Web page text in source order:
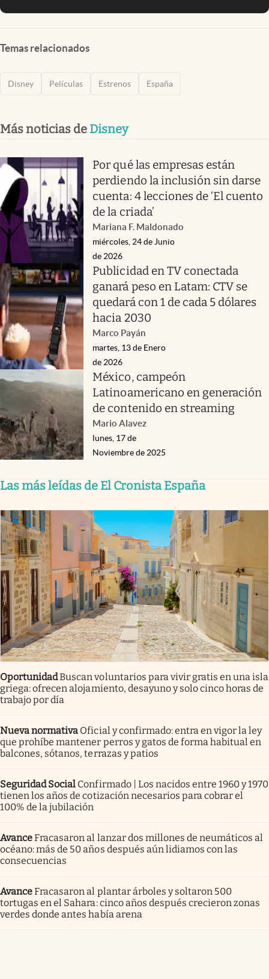
Temas relacionados
Disney Películas Estrenos España
Más noticias de Disney
Por qué las empresas están
perdiendo la inclusión sin darse
cuenta: 4 lecciones de ‘El cuento
de la criada’
Mariana F. Maldonado
miércoles, 24 de Junio
de 2026
Publicidad en TV conectada
ganará peso en Latam: CTV se
quedará con 1 de cada 5 dólares
hacia 2030
Marco Payán
martes, 13 de Enero
de 2026
México, campeón
Latinoamericano en generación
de contenido en streaming
Mario Alavez
lunes, 17 de
Noviembre de 2025
Las más leídas de El Cronista España
OportunidadBuscan voluntarios para vivir gratis en una isla
griega: ofrecen alojamiento, desayuno y solo cinco horas de
trabajo por día
Nueva normativa Oficial y confirmado: entra en vigor la ley
que prohíbe mantener perros y gatos de forma habitual en
balcones, sótanos, terrazas y patios
Seguridad Social Confirmado | Los nacidos entre 1960 y 1970
tienen los años de cotización necesarios para cobrar el
100% de la jubilación
AvanceFracasaron al lanzar dos millones de neumáticos al
océano: más de 50 años después aún lidiamos con las
consecuencias
AvanceFracasaron al plantar árboles y soltaron 500
tortugas en el Sahara: cinco años después crecieron zonas
verdes donde antes había arena